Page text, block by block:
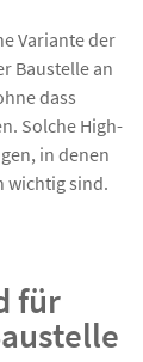
Variante der
Baustelle an
dass
Solche High-
in denen
wichtig sind.
für